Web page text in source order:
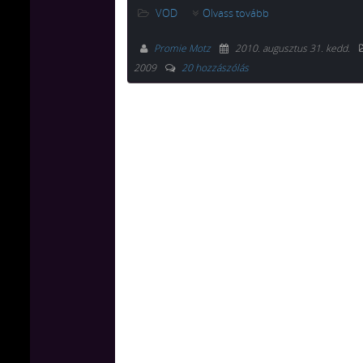
VOD Olvass tovább
Promie Motz 2010. augusztus 31. kedd.
2009
20 hozzászólás